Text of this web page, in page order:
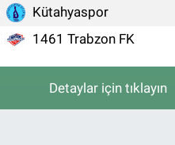
Kütahyaspor
1461 Trabzon FK
Detaylar için tıklayın